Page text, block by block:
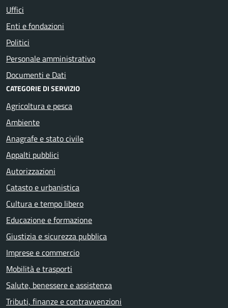
Uffici
Enti e fondazioni
Politici
Personale amministrativo
Documenti e Dati
CATEGORIE DI SERVIZIO
Agricoltura e pesca
Ambiente
Anagrafe e stato civile
Appalti pubblici
Autorizzazioni
Catasto e urbanistica
Cultura e tempo libero
Educazione e formazione
Giustizia e sicurezza pubblica
Imprese e commercio
Mobilità e trasporti
Salute, benessere e assistenza
Tributi, finanze e contravvenzioni